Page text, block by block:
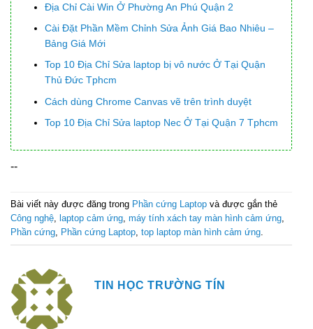
Địa Chỉ Cài Win Ở Phường An Phú Quận 2
Cài Đặt Phần Mềm Chỉnh Sửa Ảnh Giá Bao Nhiêu –
Bảng Giá Mới
Top 10 Địa Chỉ Sửa laptop bị vô nước Ở Tại Quận
Thủ Đức Tphcm
Cách dùng Chrome Canvas vẽ trên trình duyệt
Top 10 Địa Chỉ Sửa laptop Nec Ở Tại Quận 7 Tphcm
--
Bài viết này được đăng trong Phần cứng Laptop và được gắn thẻ
Công nghệ
laptop cảm ứng máy tính xách tay màn hình cảm ứng
Phần cứng
Phần cứng Laptop top laptop màn hình cảm ứng
TIN HỌC TRƯỜNG TÍN